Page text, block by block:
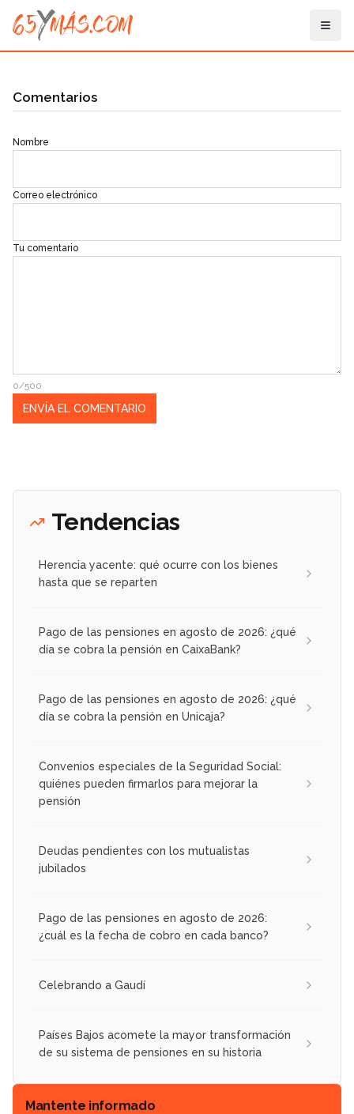
Comentarios
Nombre
Correo electrónico
Tu comentario
0/500
Tendencias
Herencia yacente: qué ocurre con los bienes
hasta que se reparten
Pago de las pensiones en agosto de 2026: ¿qué
día se cobra la pensión en CaixaBank?
Pago de las pensiones en agosto de 2026: ¿qué
día se cobra la pensión en Unicaja?
Convenios especiales de la Seguridad Social:
quiénes pueden firmarlos para mejorar la
pensión
Deudas pendientes con los mutualistas
jubilados
Pago de las pensiones en agosto de 2026:
¿cuál es la fecha de cobro en cada banco?
Celebrando a Gaudí
Países Bajos acomete la mayor transformación
de su sistema de pensiones en su historia
Mantente informado